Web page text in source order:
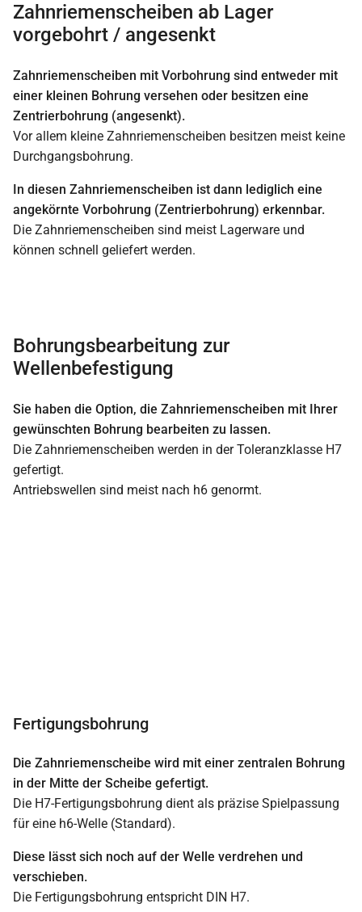
Zahnriemenscheiben ab Lager
vorgebohrt / angesenkt
Zahnriemenscheiben mit Vorbohrung sind entweder mit
einer kleinen Bohrung versehen oder besitzen eine
Zentrierbohrung (angesenkt).
Vor allem kleine Zahnriemenscheiben besitzen meist keine
Durchgangsbohrung.
In diesen Zahnriemenscheiben ist dann lediglich eine
angekörnte Vorbohrung (Zentrierbohrung) erkennbar.
Die Zahnriemenscheiben sind meist Lagerware und
können schnell geliefert werden.
Bohrungsbearbeitung zur
Wellenbefestigung
Sie haben die Option, die Zahnriemenscheiben mit Ihrer
gewünschten Bohrung bearbeiten zu lassen.
Die Zahnriemenscheiben werden in der Toleranzklasse H7
gefertigt.
Antriebswellen sind meist nach h6 genormt.
Fertigungsbohrung
Die Zahnriemenscheibe wird mit einer zentralen Bohrung
in der Mitte der Scheibe gefertigt.
Die H7-Fertigungsbohrung dient als präzise Spielpassung
für eine h6-Welle (Standard).
Diese lässt sich noch auf der Welle verdrehen und
verschieben.
Die Fertigungsbohrung entspricht DIN H7.